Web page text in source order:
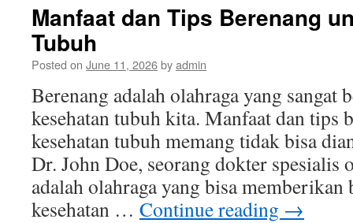
Manfaat dan Tips Berenang
Tubuh
Posted on June 11, 2026byadmin
Berenang adalah olahraga yang sangat
kesehatan tubuh kita. Manfaat dan tips
kesehatan tubuh memang tidak bisa
Dr. John Doe, seorang dokter spesialis
adalah olahraga yang bisa memberikan
kesehatan … Continue reading →